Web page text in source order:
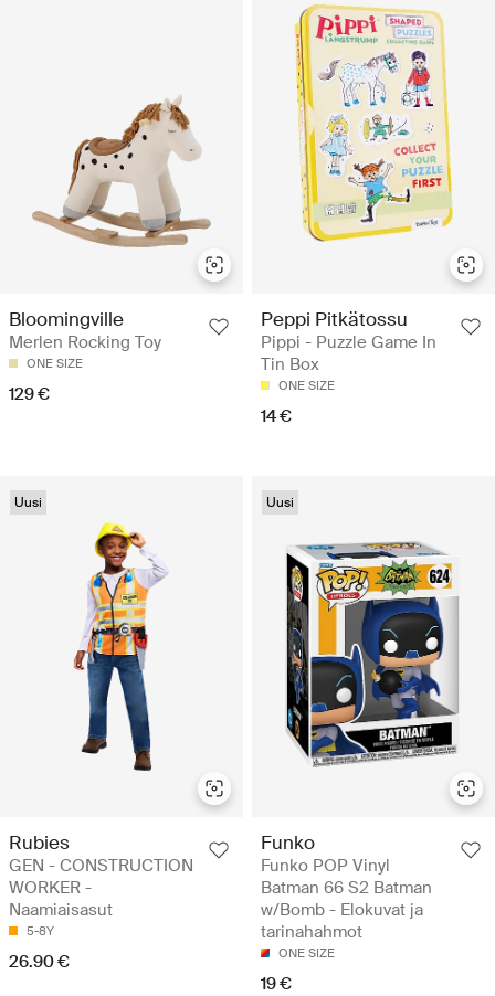
Bloomingville
Merlen Rocking Toy
ONE SIZE
129 €
Peppi Pitkätossu
Pippi - Puzzle Game In
Tin Box
ONE SIZE
14 €
Uusi
Rubies
GEN - CONSTRUCTION
WORKER -
Naamiaisasut
5-8Y
26.90 €
Uusi
Funko
Funko POP Vinyl
Batman 66 S2 Batman
w/Bomb - Elokuvat ja
tarinahahmot
ONE SIZE
19 €